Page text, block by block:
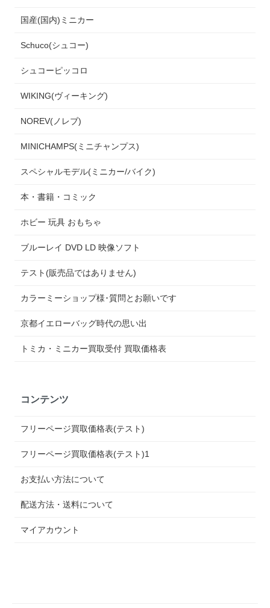
国産(国内)ミニカー
Schuco(シュコー)
シュコーピッコロ
WIKING(ヴィーキング)
NOREV(ノレブ)
MINICHAMPS(ミニチャンプス)
スペシャルモデル(ミニカー/バイク)
本・書籍・コミック
ホビー 玩具 おもちゃ
ブルーレイ DVD LD 映像ソフト
テスト(販売品ではありません)
カラーミーショップ様･質問とお願いです
京都イエローバッグ時代の思い出
トミカ・ミニカー買取受付 買取価格表
コンテンツ
フリーページ買取価格表(テスト)
フリーページ買取価格表(テスト)1
お支払い方法について
配送方法・送料について
マイアカウント